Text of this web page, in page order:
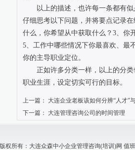
以上的描述，也许每一条都有似
仔细思考以下问题，并将要点记录在
什么，你希望从中获取什么？3、你
5、工作中哪些情况下你最喜欢、最
你的主导职业定位。
正如许多分类一样，以上的分类
职业生涯，设定切实可行的目标。
上一篇：
大连企业老板该如何分辨“人才”
下一篇：
大连管理咨询公司的时间管理
版权所有：大连众森中小企业管理咨询(培训)网 值